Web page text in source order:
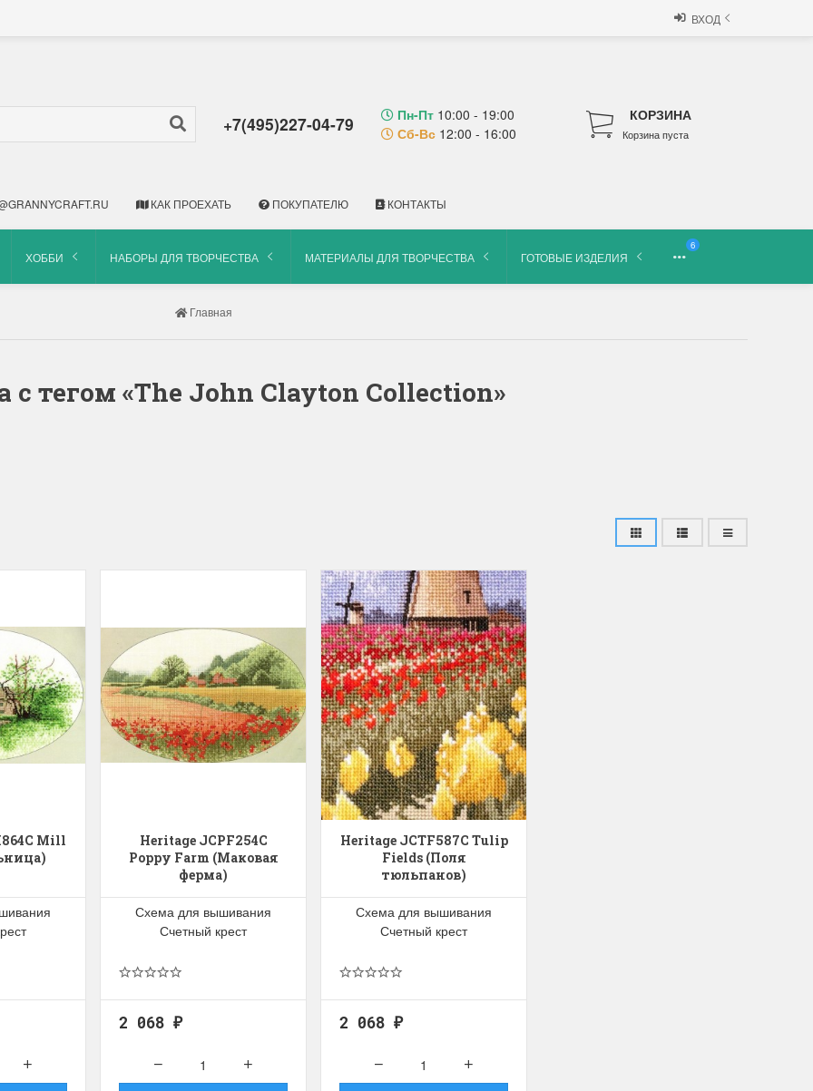
ВХОД
+7(495)227-04-79 Пн-Пт 10:00 - 19:00
Сб-Вс 12:00 - 16:00
КОРЗИНА
Корзина пуста
КАК ПРОЕХАТЬ ПОКУПАТЕЛЮ КОНТАКТЫ
ХОББИ НАБОРЫ ДЛЯ ТВОРЧЕСТВА МАТЕРИАЛЫ ДЛЯ ТВОРЧЕСТВА ГОТОВЫЕ ИЗДЕЛИЯ
6
Главная
с тегом «The John Clayton Collection»
Mill
Heritage JCPF254C
Poppy Farm (Маковая
ферма)
Схема для вышивания
Счетный крест
2 068 ₽
Heritage JCTF587C Tulip
Fields (Поля
тюльпанов)
Схема для вышивания
Счетный крест
2 068 ₽